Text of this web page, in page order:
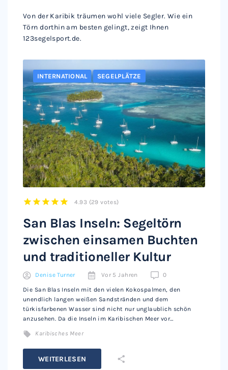
Von der Karibik träumen wohl viele Segler. Wie ein
Törn dorthin am besten gelingt, zeigt Ihnen
123segelsport.de.
INTERNATIONAL SEGELPLÄTZE
4.93 (29 votes)
San Blas Inseln: Segeltörn
zwischen einsamen Buchten
und traditioneller Kultur
Denise Turner Vor 5 Jahren 0
Die San Blas Inseln mit den vielen Kokospalmen, den
unendlich langen weißen Sandstränden und dem
türkisfarbenen Wasser sind nicht nur unglaublich schön
anzusehen. Da die Inseln im Karibischen Meer vor…
Karibisches Meer
WEITERLESEN